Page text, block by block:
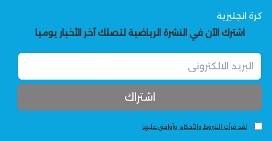
كرة انجليزية
اشترك الآن في النشرة الرياضية لتصلك آخر الأخبار يوميا
لقد قرأت الشروط والأحكام وأوافق عليها